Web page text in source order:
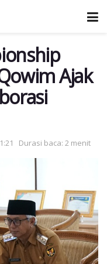
Ajak
Durasi baca: 2 menit